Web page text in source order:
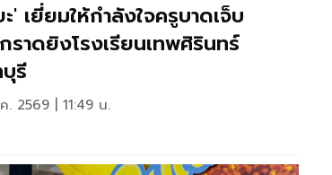
' เยี่ยมให้กำลังใจครูบาดเจ็บ
ราดยิงโรงเรียนเทพศิรินทร์
รี
. 2569 | 11:49 น.